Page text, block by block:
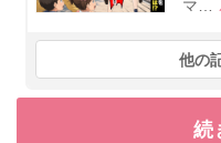
マ…
他の
続